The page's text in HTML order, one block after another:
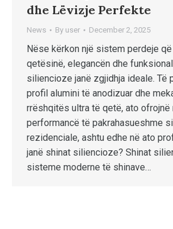
dhe Lëvizje Perfekte
News By user December 2, 2025
Nëse kërkon një sistem perdeje
qetësinë, elegancën dhe
siliencioze janë zgjidhja ideale. Të
profil alumini të anodizuar dhe
rrëshqitës ultra të qetë, ato ofrojnë
performancë të pakrahasueshme
rezidenciale, ashtu edhe në ato
janë shinat siliencioze? Shinat
sisteme moderne të shinave…